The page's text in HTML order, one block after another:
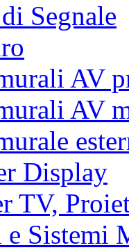
Segnale
AV
AV
Display
TV,
e Sistemi